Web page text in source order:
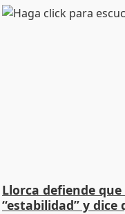
Llorca defiende
“estabilidad” y